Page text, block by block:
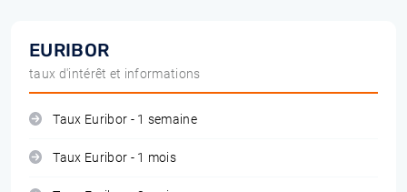
EURIBOR
taux d'intérêt et informations
Taux Euribor - 1 semaine
Taux Euribor - 1 mois